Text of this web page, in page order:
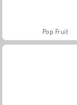
Pop Fruit